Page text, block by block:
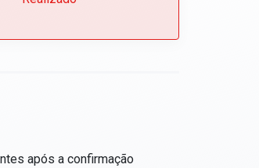
após a confirmação